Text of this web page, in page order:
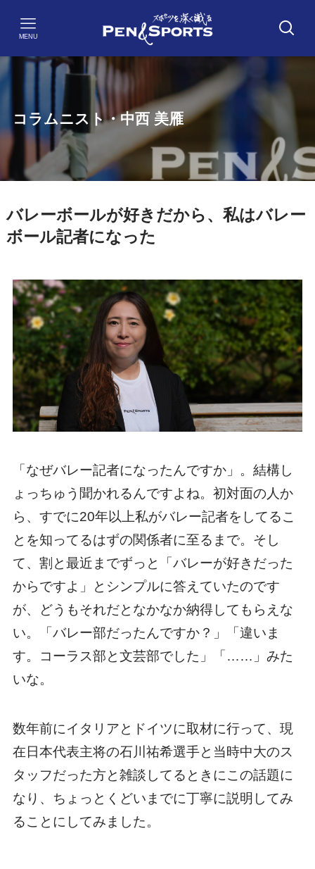
MENU
コラムニスト・中西 美雁
バレーボールが好きだから、私はバレー
ボール記者になった
「なぜバレー記者になったんですか」。結構し
ょっちゅう聞かれるんですよね。初対面の人か
ら、すでに20年以上私がバレー記者をしてるこ
とを知ってるはずの関係者に至るまで。そし
て、割と最近までずっと「バレーが好きだった
からですよ」とシンプルに答えていたのです
が、どうもそれだとなかなか納得してもらえな
い。「バレー部だったんですか？」「違いま
す。コーラス部と文芸部でした」「……」みた
いな。
数年前にイタリアとドイツに取材に行って、現
在日本代表主将の石川祐希選手と当時中大のス
タッフだった方と雑談してるときにこの話題に
なり、ちょっとくどいまでに丁寧に説明してみ
ることにしてみました。